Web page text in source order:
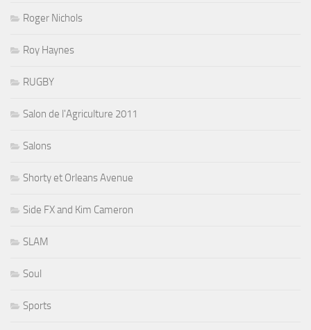
Roger Nichols
Roy Haynes
RUGBY
Salon de l'Agriculture 2011
Salons
Shorty et Orleans Avenue
Side FX and Kim Cameron
SLAM
Soul
Sports